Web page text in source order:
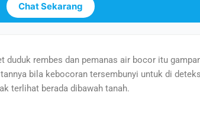
Chat Sekarang
rembes dan pemanas air bocor itu
bila kebocoran tersembunyi untuk di
terlihat berada dibawah tanah.